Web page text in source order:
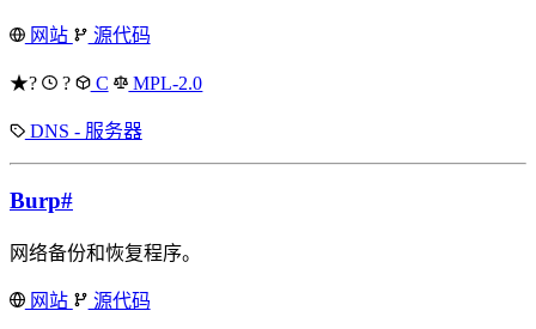
网站 源代码
★? ? C MPL-2.0
DNS - 服务器
Burp#
网络备份和恢复程序。
网站 源代码